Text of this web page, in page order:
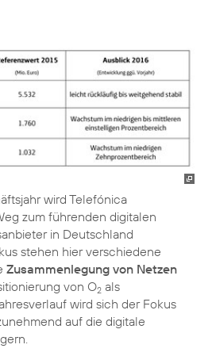
wird Telefónica
zum führenden digitalen
in Deutschland
stehen hier verschiedene
Zusammenlegung von Netzen
von O2 als
wird sich der Fokus
auf die digitale